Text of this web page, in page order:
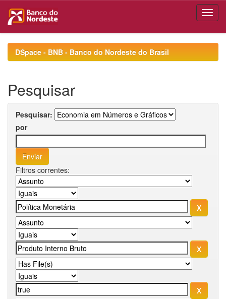
navigationDSpace - BNB - Banco do Nordeste do Brasil
Pesquisar
Pesquisar:
por
Filtros correntes: